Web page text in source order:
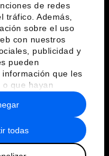
de redes
tráfico. Además,
sobre el uso
con nuestros
publicidad y
pueden
que les
que hayan
uso que haya
todas
de uso